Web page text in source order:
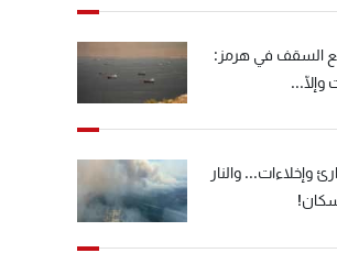
السقف في هرمز:
وإلّا...
وإخلاءات... والنار